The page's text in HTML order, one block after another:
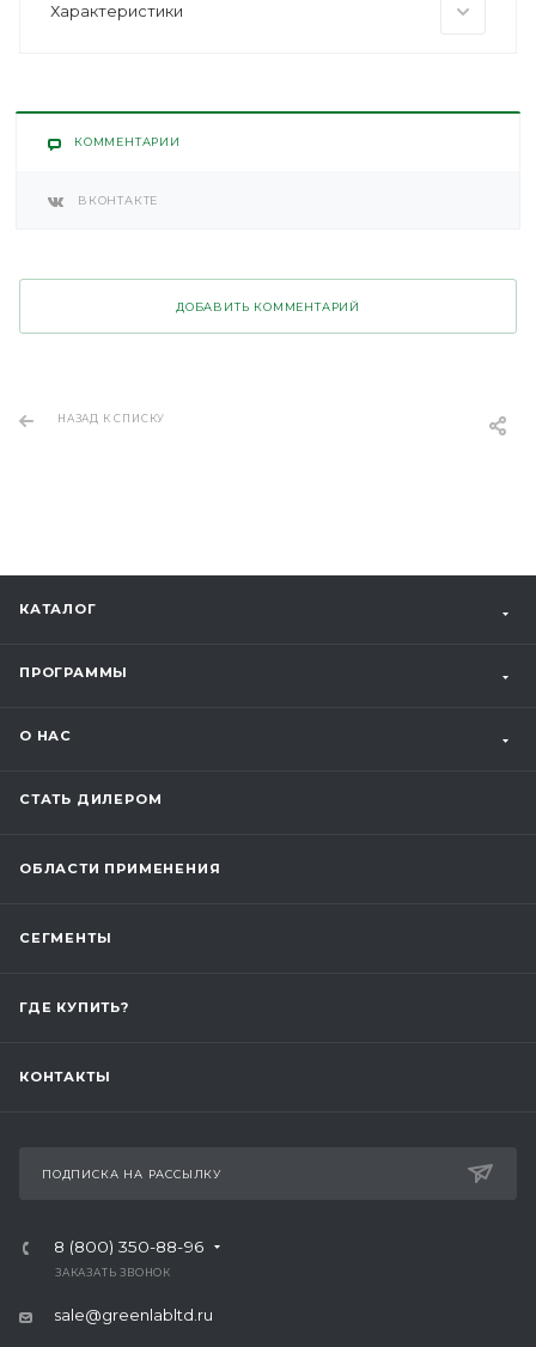
Характеристики
КОММЕНТАРИИ
ВКОНТАКТЕ
ДОБАВИТЬ КОММЕНТАРИЙ
НАЗАД К СПИСКУ
КАТАЛОГ
ПРОГРАММЫ
О НАС
СТАТЬ ДИЛЕРОМ
ОБЛАСТИ ПРИМЕНЕНИЯ
СЕГМЕНТЫ
ГДЕ КУПИТЬ?
КОНТАКТЫ
ПОДПИСКА НА РАССЫЛКУ
8 (800) 350-88-96
ЗАКАЗАТЬ ЗВОНОК
sale@greenlabltd.ru